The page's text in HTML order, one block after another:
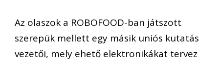
Az olaszok a ROBOFOOD-ban játszott
szerepük mellett egy másik uniós kutatás
vezetői, mely ehető elektronikákat tervez